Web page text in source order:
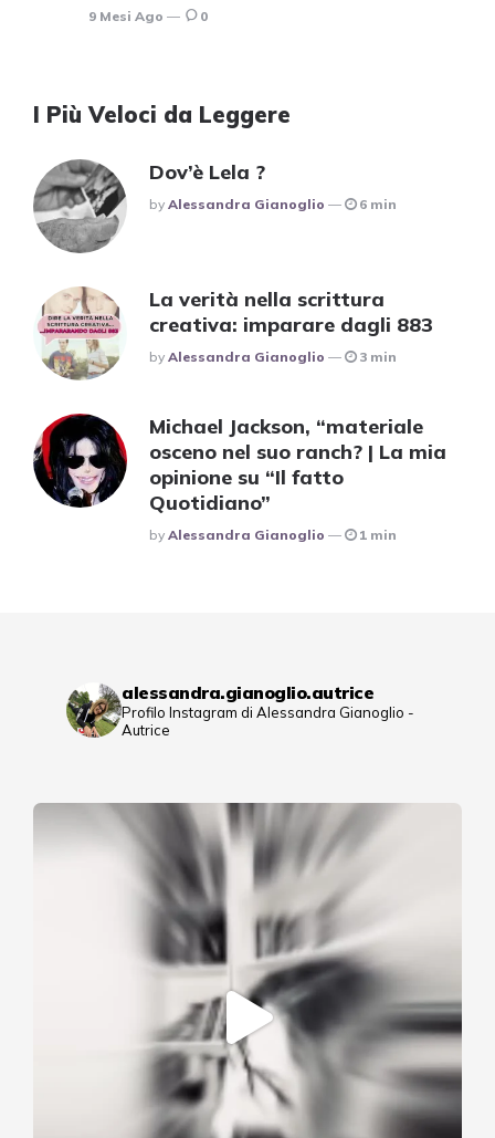
9 Mesi Ago 0
I Più Veloci da Leggere
Dov’è Lela ?
Posted
By Alessandra Gianoglio 6 min
La verità nella scrittura
creativa: imparare dagli 883
Posted
By Alessandra Gianoglio 3 min
Michael Jackson, “materiale
osceno nel suo ranch? | La mia
opinione su “Il fatto
Quotidiano”
Posted
By Alessandra Gianoglio 1 min
alessandra.gianoglio.autrice
Profilo Instagram di Alessandra Gianoglio -
Autrice